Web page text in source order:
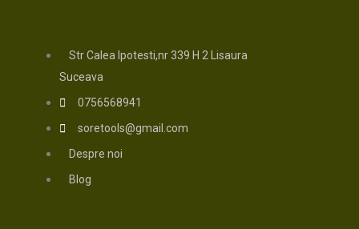
Str Calea Ipotesti,nr 339 H 2 Lisaura
Suceava
0756568941
soretools@gmail.com
Despre noi
Blog